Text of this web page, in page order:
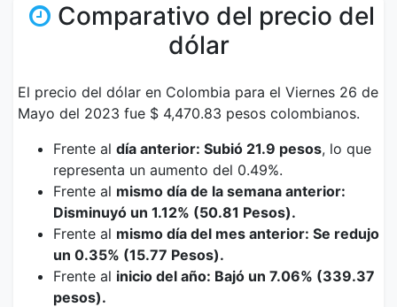
Comparativo del precio del
dólar
El precio del dólar en Colombia para el Viernes 26 de
Mayo del 2023 fue $ 4,470.83 pesos colombianos.
Frente al día anterior: Subió 21.9 pesos, lo que
representa un aumento del 0.49%.
Frente al mismo día de la semana anterior:
Disminuyó un 1.12% (50.81 Pesos).
Frente al mismo día del mes anterior: Se redujo
un 0.35% (15.77 Pesos).
Frente al inicio del año: Bajó un 7.06% (339.37
pesos).